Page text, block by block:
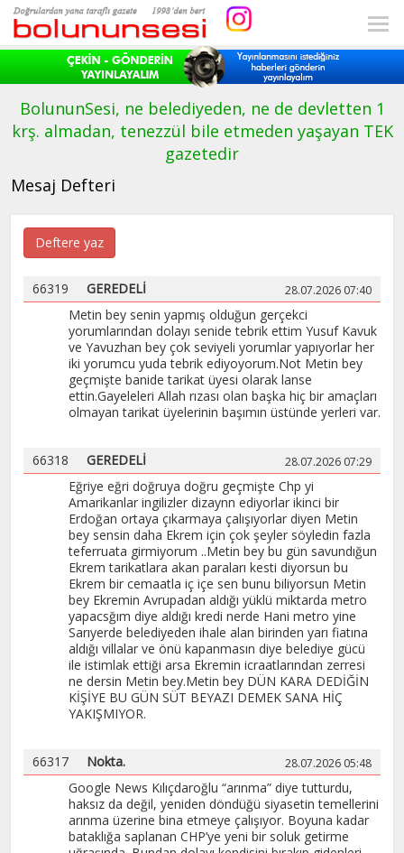
BolununSesi, ne belediyeden, ne de devletten 1
krş. almadan, tenezzül bile etmeden yaşayan TEK
gazetedir
Mesaj Defteri
Deftere yaz
66319 GEREDELİ 28.07.2026 07:40
Metin bey senin yapmış olduğun gerçekci
yorumlarından dolayı senide tebrik ettim Yusuf Kavuk
ve Yavuzhan bey çok seviyeli yorumlar yapıyorlar her
iki yorumcu yuda tebrik ediyoyorum.Not Metin bey
geçmişte banide tarikat üyesi olarak lanse
ettin.Gayeleleri Allah rızası olan başka hiç bir amaçları
olmayan tarikat üyelerinin başımın üstünde yerleri var.
66318 GEREDELİ 28.07.2026 07:29
Eğriye eğri doğruya doğru geçmişte Chp yi
Amarikanlar ingilizler dizaynn ediyorlar ikinci bir
Erdoğan ortaya çıkarmaya çalışıyorlar diyen Metin
bey sensin daha Ekrem için çok şeyler söyledin fazla
teferruata girmiyorum ..Metin bey bu gün savundığun
Ekrem tarikatlara akan paraları kesti diyorsun bu
Ekrem bir cemaatla iç içe sen bunu biliyorsun Metin
bey Ekremin Avrupadan aldığı yüklü miktarda metro
yapacsğım diye aldığı kredi nerde Hani metro yine
Sarıyerde belediyeden ihale alan birinden yarı fiatına
aldığı villalar ve önü kapanmasın diye belediye gücü
ile istimlak ettiği arsa Ekremin icraatlarından zerresi
ne dersin Metin bey.Metin bey DÜN KARA DEDİĞİN
KİŞİYE BU GÜN SÜT BEYAZI DEMEK SANA HİÇ
YAKIŞMIYOR.
66317 Nokta. 28.07.2026 05:48
Google News Kılıçdaroğlu “arınma” diye tutturdu,
haksız da değil, yeniden döndüğü siyasetin temellerini
arınma üzerine bina etmeye çalışıyor. Boyuna kadar
bataklığa saplanan CHP’ye yeni bir soluk getirme